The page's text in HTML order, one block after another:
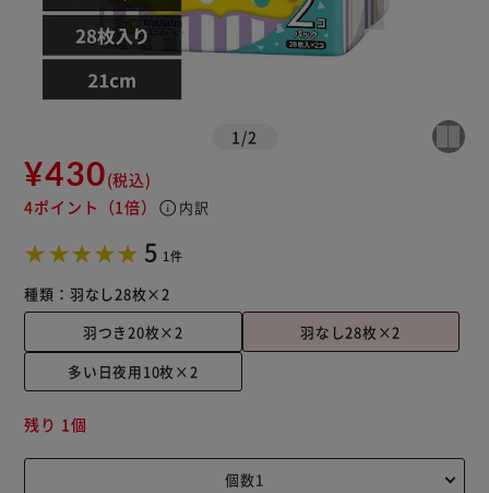
1 /2
¥430(税込)
4ポイント （1倍） info 内訳
5 1件
種類： 羽なし28枚×2
羽つき20枚×2
羽なし28枚×2
多い日夜用10枚×2
残り 1個